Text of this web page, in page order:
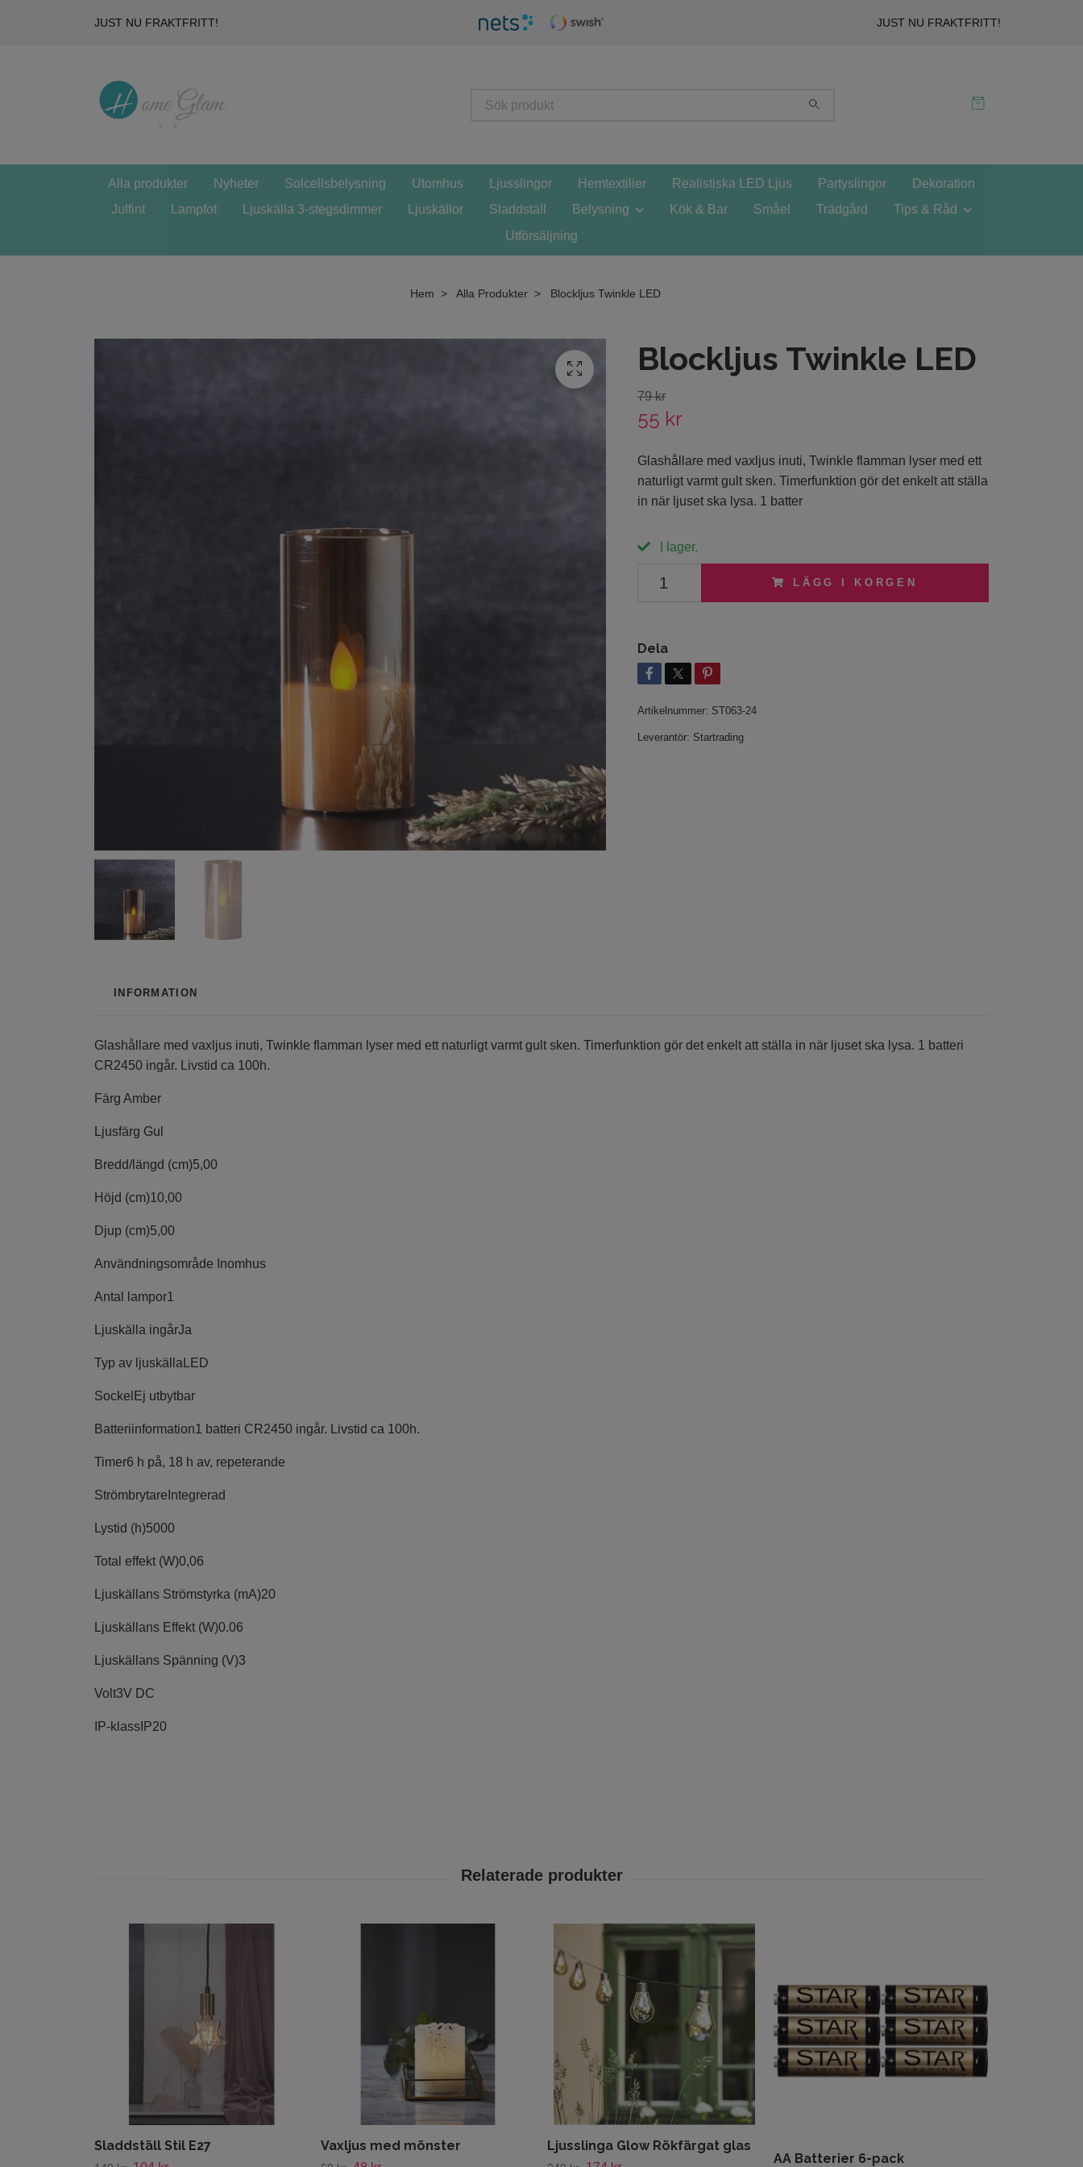
JUST NU FRAKTFRITT! JUST NU FRAKTFRITT!
Alla produkter Nyheter Solcellsbelysning Utomhus Ljusslingor Hemtextilier Realistiska LED Ljus Partyslingor
Dekoration
Julfint
Lampfot Ljuskälla 3-stegsdimmer Ljuskällor Sladdställ Belysning Kök & Bar Småel Trädgård
Tips & Råd
Utförsäljning
Hem Alla Produkter Blockljus Twinkle LED
Blockljus Twinkle LED
79 kr
55 kr
Glashållare med vaxljus inuti, Twinkle flamman lyser med ett
naturligt varmt gult sken. Timerfunktion gör det enkelt att ställa
in när ljuset ska lysa. 1 batter
I lager.
LÄGG I KORGEN
Dela
Artikelnummer: ST063-24
Leverantör: Startrading
INFORMATION
Glashållare med vaxljus inuti, Twinkle flamman lyser med ett naturligt varmt gult sken. Timerfunktion gör det enkelt att ställa in när ljuset ska lysa. 1 batteri
CR2450 ingår. Livstid ca 100h.
Färg Amber
Ljusfärg Gul
Bredd/längd (cm)5,00
Höjd (cm)10,00
Djup (cm)5,00
Användningsområde Inomhus
Antal lampor1
Ljuskälla ingårJa
Typ av ljuskälla LED
Sockel Ej utbytbar
Batteriinformation1 batteri CR2450 ingår. Livstid ca 100h.
Timer6 h på, 18 h av, repeterande
Strömbrytare Integrerad
Lystid (h)5000
Total effekt (W)0,06
Ljuskällans Strömstyrka (mA)20
Ljuskällans Effekt (W)0.06
Ljuskällans Spänning (V)3
Volt3V DC
IP-klass IP20
Sladdställ Stil E27 Vaxljus med mönster Ljusslinga Glow Rökfärgat glas
AA Batterier 6-pack